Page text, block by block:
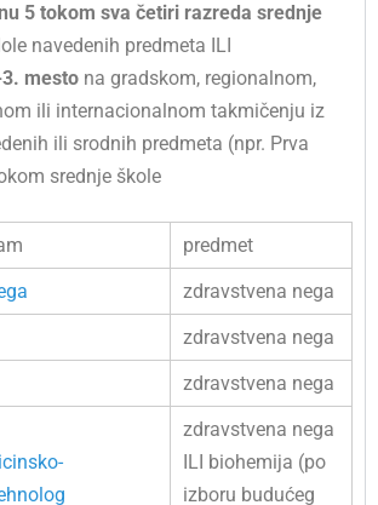
5 tokom sva četiri razreda srednje
navedenih predmeta ILI
mesto na gradskom, regionalnom,
ili internacionalnom takmičenju iz
ili srodnih predmeta (npr. Prva
srednje škole
predmet
zdravstvena nega
zdravstvena nega
zdravstvena nega
zdravstvena nega
ILI biohemija (po
izboru budućeg